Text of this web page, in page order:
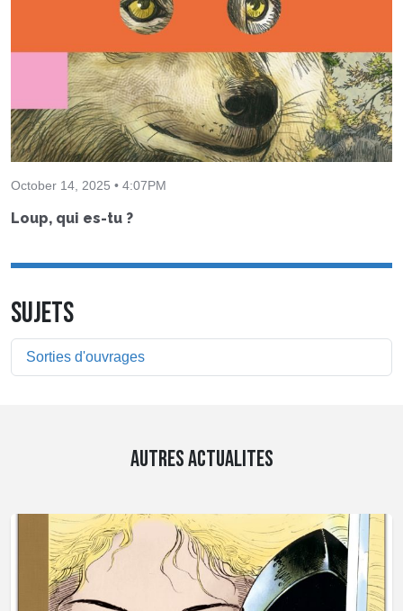
October 14, 2025 • 4:07PM
Loup, qui es-tu ?
SUJETS
Sorties d'ouvrages
AUTRES ACTUALITES